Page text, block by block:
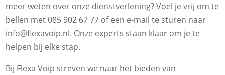
meer weten over onze dienstverlening? Voel je vrij om te
bellen met 085 902 67 77 of een e-mail te sturen naar
info@flexavoip.nl. Onze experts staan klaar om je te
helpen bij elke stap.
Bij Flexa Voip streven we naar het bieden van